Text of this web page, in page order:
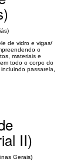
de vidro e vigas/
o
materiais e
todo o corpo do
passarela,
II)
Gerais)